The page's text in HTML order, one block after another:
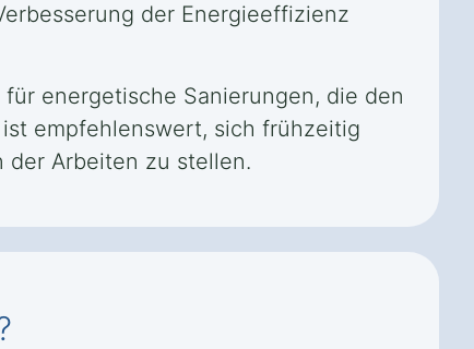
der Energieeffizienz
energetische Sanierungen, die den
empfehlenswert, sich frühzeitig
der Arbeiten zu stellen.